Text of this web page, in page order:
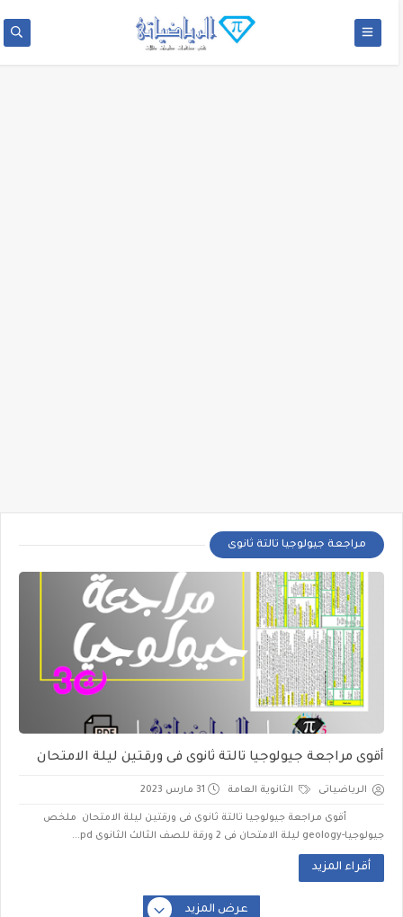
مراجعة جيولوجيا تالتة ثانوى
أقوى مراجعة جيولوجيا تالتة ثانوى فى ورقتين ليلة الامتحان
الرياضياتى الثانوية العامة 31 مارس 2023
أقوى مراجعة جيولوجيا تالتة ثانوى فى ورقتين ليلة الامتحان ملخص
جيولوجيا-geology ليلة الامتحان فى 2 ورقة للصف الثالث الثانوى pd...
أقراء المزيد
عرض المزيد